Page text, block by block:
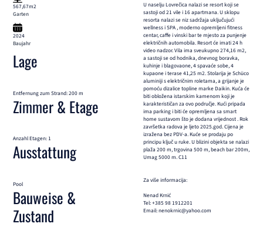
567,67m2
Garten
2024
Baujahr
Lage
Entfernung zum Strand: 200 m
Zimmer & Etage
Anzahl Etagen: 1
Ausstattung
Pool
Bauweise &
Zustand
U naselju Lovrečica nalazi se resort koji se
sastoji od 21 vile i 16 apartmana. U sklopu
resorta nalazi se niz sadržaja uključujući
wellness i SPA , moderno opremljeni fitness
centar, caffe i vinski bar te mjesto za punjenje
električnih automobila. Resort će imati 24 h
video nadzor. Vila ima sveukupno 274,16 m2,
a sastoji se od hodnika, dnevnog boravka,
kuhinje i blagovaone, 4 spavaće sobe, 4
kupaone i terase 41,25 m2. Stolarija je Schüco
aluminiji s električnim roletama, a grijanje je
pomoću dizalice topline marke Daikin. Kuća će
biti obložena istarskim kamenom koji je
karakterističan za ovo područje. Kući pripada
ima parking i biti će opremljena sa smart
home sustavom što je dodana vrijednost . Rok
završetka radova je ljeto 2025.god. Cijena je
izražena bez PDV-a. Kuće se prodaju po
principu ključ u ruke. U blizini objekta se nalazi
plaža 200 m, trgovina 500 m, beach bar 200m,
Umag 5000 m. C11
Za više informacija:
Nenad Krnić
Tel: +385 98 1912201
Email: nenokrnic@yahoo.com